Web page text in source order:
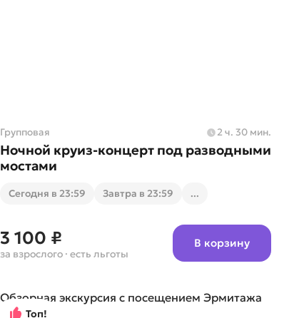
Групповая 2 ч. 30 мин.
Ночной круиз-концерт под разводными
мостами
Cегодня в 23:59 Завтра в 23:59 ...
3 100 ₽
за взрослого · есть льготы
В корзину
Топ!